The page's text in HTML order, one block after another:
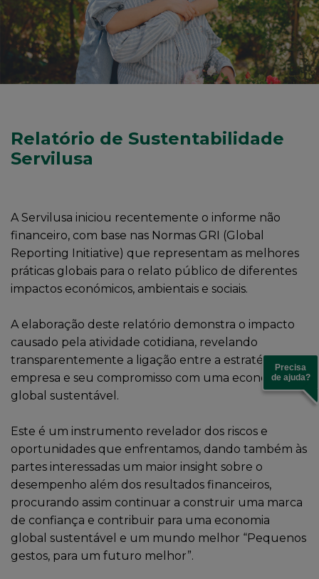
Relatório de Sustentabilidade
Servilusa
A Servilusa iniciou recentemente o informe não
financeiro, com base nas Normas GRI (Global
Reporting Initiative) que representam as melhores
práticas globais para o relato público de diferentes
impactos económicos, ambientais e sociais.
A elaboração deste relatório demonstra o impacto
causado pela atividade cotidiana, revelando
transparentemente a ligação entre a estratégia da
empresa e seu compromisso com uma economia
global sustentável.
Este é um instrumento revelador dos riscos e
oportunidades que enfrentamos, dando também às
partes interessadas um maior insight sobre o
desempenho além dos resultados financeiros,
procurando assim continuar a construir uma marca
de confiança e contribuir para uma economia
global sustentável e um mundo melhor “Pequenos
gestos, para um futuro melhor”.
Precisa
de ajuda?